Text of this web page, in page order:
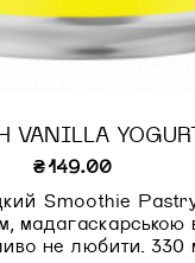
VANILLA
₴149.00
Smoothie
мадагаскарською
не любити. 330